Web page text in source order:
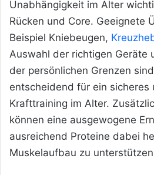
Unabhängigkeit im Alter
Rücken und Core. Geeignete
Beispiel Kniebeugen,
Auswahl der richtigen Geräte
der persönlichen Grenzen
entscheidend für ein sicheres
Krafttraining im Alter.
können eine ausgewogene
ausreichend Proteine dabei
Muskelaufbau zu